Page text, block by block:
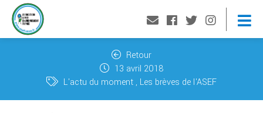
Retour
13 avril 2018
L'actu du moment Les brèves de l'ASEF